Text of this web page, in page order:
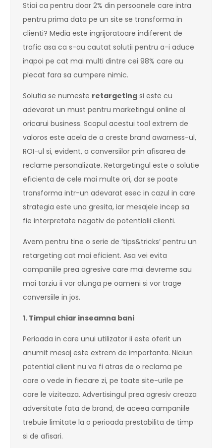
Stiai ca pentru doar 2% din persoanele care intra
pentru prima data pe un site se transforma in
clienti? Media este ingrijoratoare indiferent de
trafic asa ca s-au cautat solutii pentru a-i aduce
inapoi pe cat mai multi dintre cei 98% care au
plecat fara sa cumpere nimic.
Solutia se numeste retargeting si este cu
adevarat un must pentru marketingul online al
oricarui business. Scopul acestui tool extrem de
valoros este acela de a creste brand awarness-ul,
ROI-ul si, evident, a conversiilor prin afisarea de
reclame personalizate. Retargetingul este o solutie
eficienta de cele mai multe ori, dar se poate
transforma intr-un adevarat esec in cazul in care
strategia este una gresita, iar mesajele incep sa
fie interpretate negativ de potentialii clienti.
Avem pentru tine o serie de ‘tips&tricks’ pentru un
retargeting cat mai eficient. Asa vei evita
campaniile prea agresive care mai devreme sau
mai tarziu ii vor alunga pe oameni si vor trage
conversiile in jos.
1. Timpul chiar inseamna bani
Perioada in care unui utilizator ii este oferit un
anumit mesaj este extrem de importanta. Niciun
potential client nu va fi atras de o reclama pe
care o vede in fiecare zi, pe toate site-urile pe
care le viziteaza. Advertisingul prea agresiv creaza
adversitate fata de brand, de aceea campaniile
trebuie limitate la o perioada prestabilita de timp
si de afisari.